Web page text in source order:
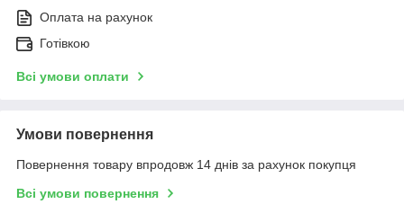
Оплата на рахунок
Готівкою
Всі умови оплати
Умови повернення
Повернення товару впродовж 14 днів за рахунок покупця
Всі умови повернення